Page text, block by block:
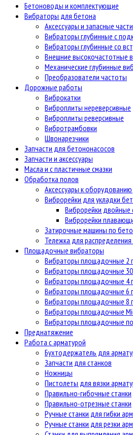
Бетоноводы и комплектующие
Вибраторы для бетона
Аксессуары и запасные
Вибраторы глубинные с
Вибраторы глубинные со
Внешние высокочастотные
Механические глубинные
Преобразователи частоты
Дорожные работы
Виброкатки
Виброплиты нереверсивные
Виброплиты реверсивные
Вибротрамбовки
Швонарезчики
Запчасти для бетононасосов
Запчасти и аксессуары
Масла и с пластичные смазки
Обработка полов
Аксессуары к
Виброрейки для укладки
Виброрейки двойные
Виброрейки
Затирочные машины по
Тележка для распределения
Площадочные вибраторы
Вибраторы площадочные 2
Вибраторы площадочные
Вибраторы площадочные 4
Вибраторы площадочные 6
Вибраторы площадочные 8
Вибраторы площадочные
Вибраторы площадочные
Преднатяжение
Работа с арматурой
Бухтодержатель для
Запчасти для станков
Ножницы
Пистолеты для вязки
Правильно-гибочные станки
Правильно-отрезные станки
Ручные станки для гибки
Ручные станки для резки